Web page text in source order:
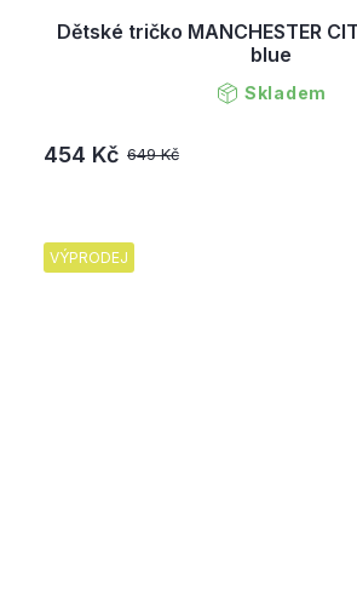
Dětské tričko MANCHESTER
blue
Skladem
649 Kč
454 Kč
VÝPRODEJ